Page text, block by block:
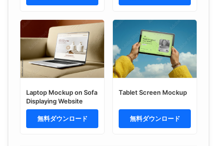
Laptop Mockup on Sofa
Displaying Website
無料ダウンロード
Tablet Screen Mockup
無料ダウンロード